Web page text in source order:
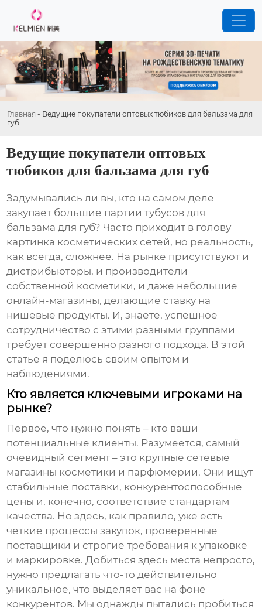
Главная - Ведущие покупатели оптовых тюбиков для бальзама для
губ
Ведущие покупатели оптовых
тюбиков для бальзама для губ
Задумывались ли вы, кто на самом деле
закупает большие партиитубусов для
бальзама для губ? Часто приходит в голову
картинка косметических сетей, но реальность,
как всегда, сложнее. На рынке присутствуют и
дистрибьюторы, и производители
собственной косметики, и даже небольшие
онлайн-магазины, делающие ставку на
нишевые продукты. И, знаете, успешное
сотрудничество с этими разными группами
требует совершенно разного подхода. В этой
статье я поделюсь своим опытом и
наблюдениями.
Кто является ключевыми игроками на
рынке?
Первое, что нужно понять – кто ваши
потенциальные клиенты. Разумеется, самый
очевидный сегмент – это крупные сетевые
магазины косметики и парфюмерии. Они ищут
стабильные поставки, конкурентоспособные
цены и, конечно, соответствие стандартам
качества. Но здесь, как правило, уже есть
четкие процессы закупок, проверенные
поставщики и строгие требования к упаковке
и маркировке. Добиться здесь места непросто,
нужно предлагать что-то действительно
уникальное, что выделяет вас на фоне
конкурентов. Мы однажды пытались пробиться